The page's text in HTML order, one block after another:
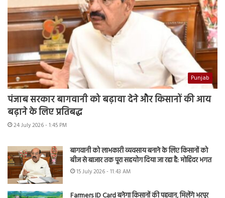
Punjab
पंजाब सरकार बागवानी को बढ़ावा देने और किसानों की आय
बढ़ाने के लिए प्रतिबद्ध
24 July 2026 - 1:45 PM
बागवानी को लाभकारी व्यवसाय बनाने के लिए किसानों को
बीज से बाजार तक पूरा सहयोग दिया जा रहा है: मोहिंदर भगत
15 July 2026 - 11:43 AM